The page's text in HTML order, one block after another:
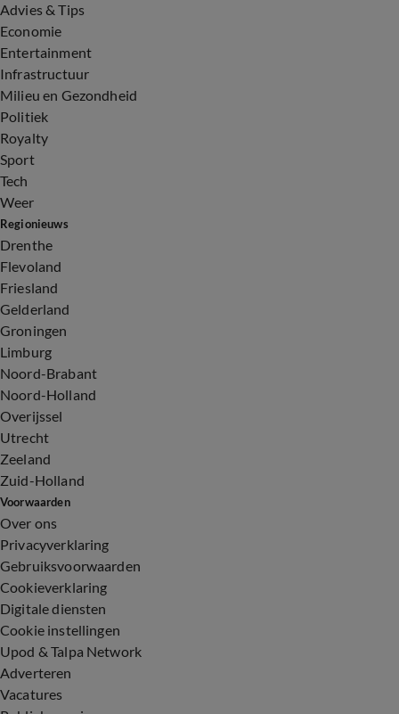
Advies & Tips
Economie
Entertainment
Infrastructuur
Milieu en Gezondheid
Politiek
Royalty
Sport
Tech
Weer
Regionieuws
Drenthe
Flevoland
Friesland
Gelderland
Groningen
Limburg
Noord-Brabant
Noord-Holland
Overijssel
Utrecht
Zeeland
Zuid-Holland
Voorwaarden
Over ons
Privacyverklaring
Gebruiksvoorwaarden
Cookieverklaring
Digitale diensten
Cookie instellingen
Upod & Talpa Network
Adverteren
Vacatures